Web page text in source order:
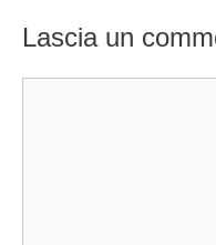
Lascia un